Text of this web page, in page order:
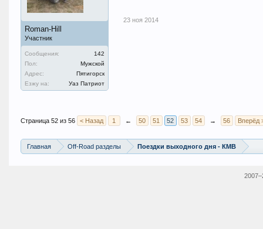
Roman-Hill
Участник
Сообщения:
142
Пол:
Мужской
Адрес:
Пятигорск
Езжу на:
Уаз Патриот
23 ноя 2014
Страница 52 из 56 < Назад 1 ← 50 51 52 53 54 → 56 Вперёд
Главная Off-Road разделы Поездки выходного дня - КМВ
2007–